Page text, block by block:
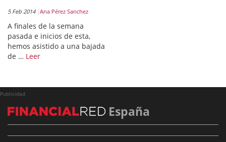
5 Feb 2014 Ana Pérez Sanchez
A finales de la semana
pasada e inicios de esta,
hemos asistido a una bajada
de … Leer
Publicidad
España